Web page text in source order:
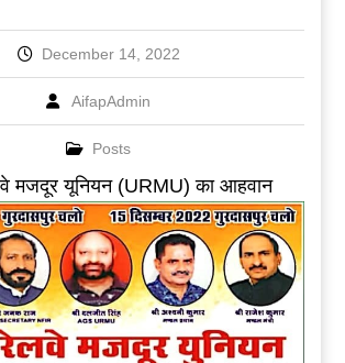
December 14, 2022
AifapAdmin
Posts
मजदूर यूनियन (URMU) का आहवान